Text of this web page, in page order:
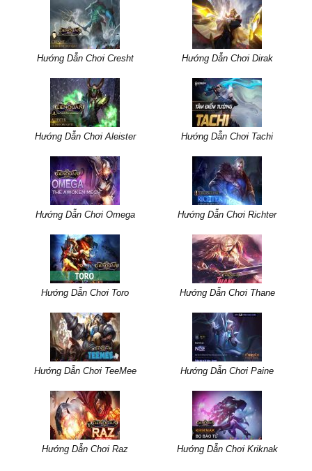
Hướng Dẫn Chơi Cresht Hướng Dẫn Chơi Dirak
Hướng Dẫn Chơi Aleister Hướng Dẫn Chơi Tachi
Hướng Dẫn Chơi Omega Hướng Dẫn Chơi Richter
Hướng Dẫn Chơi Toro Hướng Dẫn Chơi Thane
Hướng Dẫn Chơi TeeMee Hướng Dẫn Chơi Paine
Hướng Dẫn Chơi Raz Hướng Dẫn Chơi Kriknak